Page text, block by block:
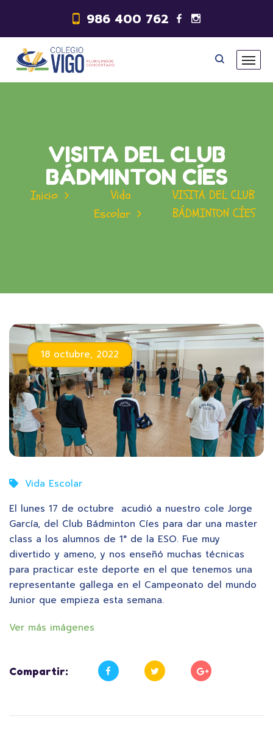
986 400 762
VISITA DEL CLUB
BÁDMINTON CÍES
Inicio
Vida
Escolar
VISITA DEL CLUB
BÁDMINTON CÍES
18 octubre, 2022
Vida Escolar
El lunes 17 de octubre acudió a nuestro cole Jorge
García, del Club Bádminton Cíes para dar una master
class a los alumnos de 1° de la ESO. Fue muy
divertido y ameno, y nos enseñó muchas técnicas
para practicar este deporte en el que tenemos una
representante gallega en el Campeonato del mundo
Junior que empieza esta semana.
Ver más imágenes
Compartir: